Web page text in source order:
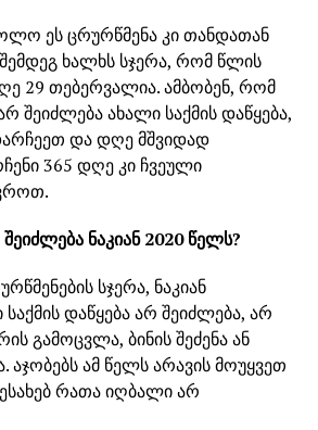
ეს ცრურწმენა კი თანდათან
ხალხს სჯერა, რომ წლის
29 თებერვალია. ამბობენ, რომ
შეიძლება ახალი საქმის დაწყება,
და დღე მშვიდად
365 დღე კი ჩვეული
ნაკიან 2020 წელს?
სჯერა, ნაკიან
დაწყება არ შეიძლება, არ
გამოცვლა, ბინის შეძენა ან
აჯობებს ამ წელს არავის მოუყვეთ
რათა იღბალი არ